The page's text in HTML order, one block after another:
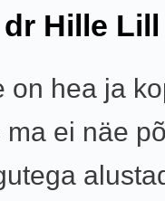
Hille Lill
on hea ja
ma ei näe